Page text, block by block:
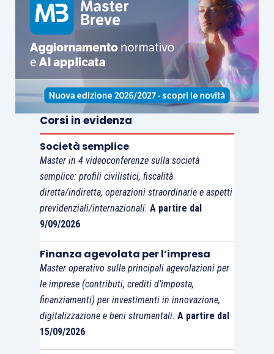
Corsi in evidenza
Società semplice
Master in 4 videoconferenze sulla società
semplice: profili civilistici, fiscalità
diretta/indiretta, operazioni straordinarie e aspetti
previdenziali/internazionali. A partire dal
9/09/2026
Finanza agevolata per l’impresa
Master operativo sulle principali agevolazioni per
le imprese (contributi, crediti d’imposta,
finanziamenti) per investimenti in innovazione,
digitalizzazione e beni strumentali. A partire dal
15/09/2026